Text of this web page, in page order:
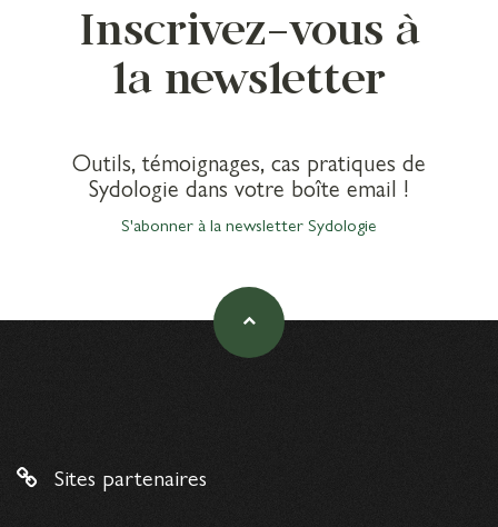
Inscrivez-vous à
la newsletter
Outils, témoignages, cas pratiques de
Sydologie dans votre boîte email !
S'abonner à la newsletter Sydologie
Sites partenaires